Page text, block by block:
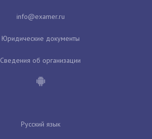
Юридические документы
Сведения об организации
Русский язык